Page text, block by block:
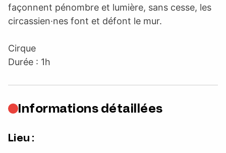
façonnent pénombre et lumière, sans cesse, les
circassien·nes font et défont le mur.
Cirque
Durée : 1h
Informations détaillées
Lieu :